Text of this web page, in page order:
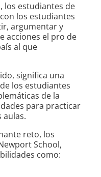
los estudiantes de
los estudiantes
argumentar y
acciones el pro de
al que
significa una
los estudiantes
de la
para practicar
aulas.
reto, los
School,
como: